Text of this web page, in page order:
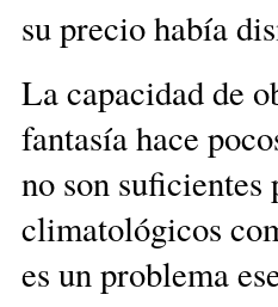
su precio había
La capacidad de
fantasía hace
no son
climatológicos
es un problema